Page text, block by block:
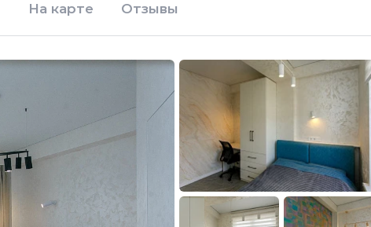
На карте Отзывы